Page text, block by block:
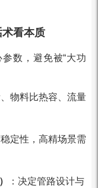
看本质
数，避免被“大功
物料比热容、流量
定性，高精场景需
：决定管路设计与